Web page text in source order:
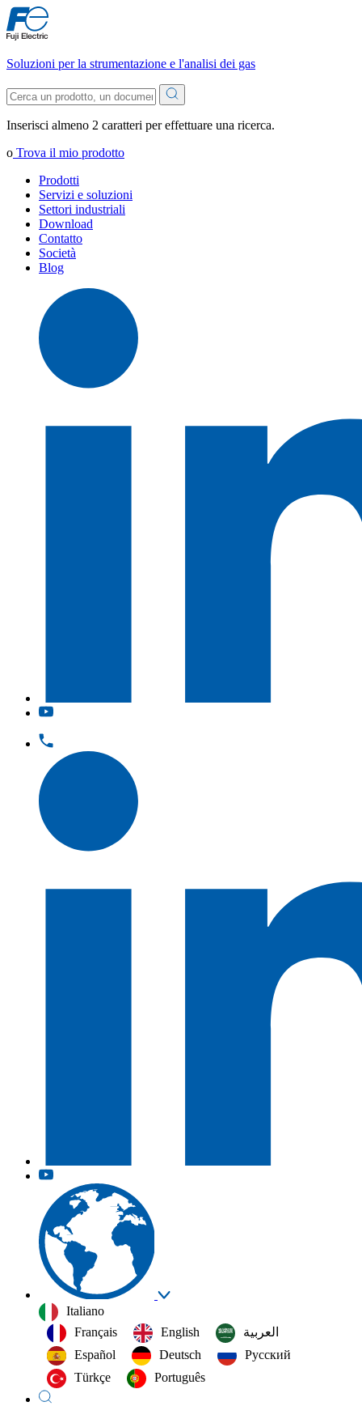
Soluzioni per la strumentazione e l'analisi dei gas
Inserisci almeno 2 caratteri per effettuare una ricerca.
o Trova il mio prodotto
Prodotti
Servizi e soluzioni
Settori industriali
Download
Contatto
Società
Blog
Italiano
Français
English
العربية‏
Español
Deutsch
Русский
Türkçe
Português